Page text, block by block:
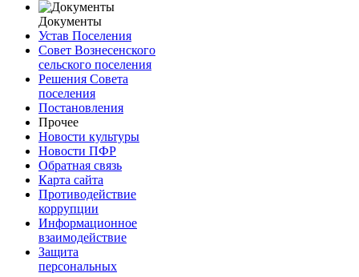
Документы
Устав Поселения
Совет Вознесенского
сельского поселения
Решения Совета
поселения
Постановления
Прочее
Новости культуры
Новости ПФР
Обратная связь
Карта сайта
Противодействие
коррупции
Информационное
взаимодействие
Защита
персональных